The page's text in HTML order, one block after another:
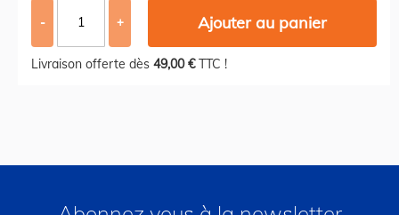
- + Ajouter au panier
Livraison offerte dès 49,00 €TTC !